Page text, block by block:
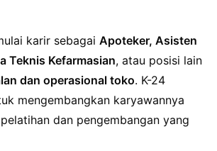
karir sebagai Apoteker, Asisten
Teknis Kefarmasian, atau posisi lain
dan operasional toko. K-24
mengembangkan karyawannya
dan pengembangan yang